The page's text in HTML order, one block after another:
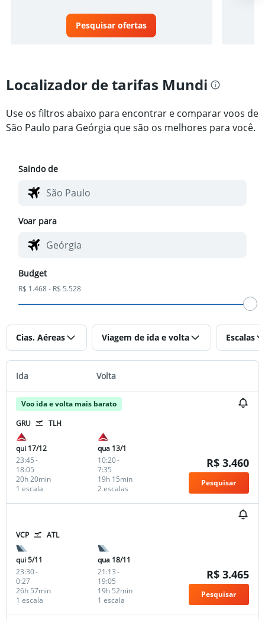
Pesquisar ofertas
Localizador de tarifas Mundi
Use os filtros abaixo para encontrar e comparar voos de
São Paulo para Geórgia que são os melhores para você.
Saindo de
Voar para
Budget
R$ 1.468 - R$ 5.528
Cias. Aéreas Viagem de ida e volta Escalas
Ida Volta
Voo ida e volta mais barato
GRU
TLH
qui 17/12
23:45-
18:05
1 escala
20h 20min
qua 13/1
10:20-
7:35
2 escalas
19h 15min
R$ 3.460
Pesquisar
VCP ATL
qui 5/11
23:30-
0:27
1 escala
26h 57min
qua 18/11
21:13-
19:05
1 escala
19h 52min
R$ 3.465
Pesquisar